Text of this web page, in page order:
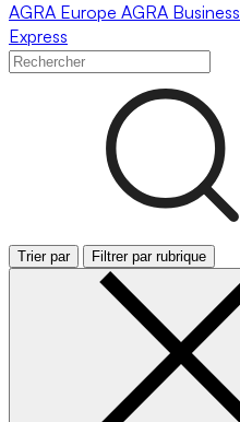
AGRA Europe AGRA Business
Express
Trier par Filtrer par rubrique